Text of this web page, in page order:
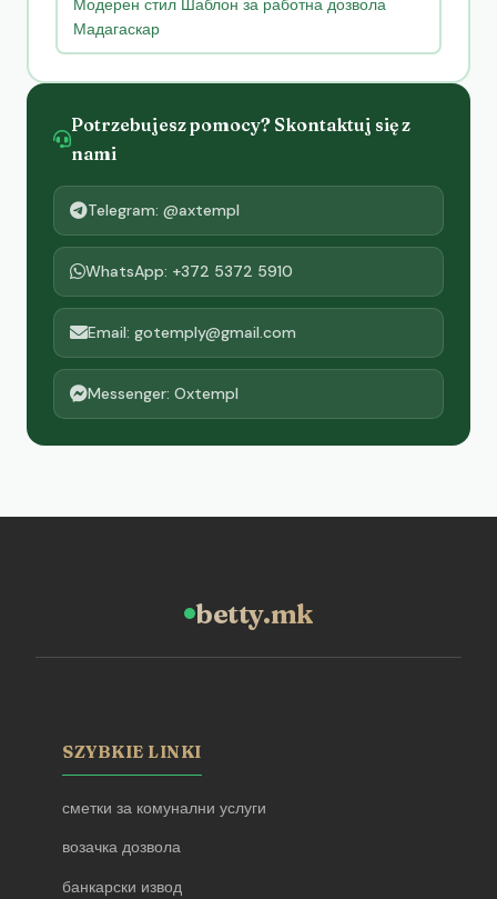
Модерен стил Шаблон за работна дозвола
Мадагаскар
Potrzebujesz pomocy? Skontaktuj się z
nami
Telegram: @axtempl
WhatsApp: +372 5372 5910
Email: gotemply@gmail.com
Messenger: Oxtempl
betty.mk
SZYBKIE LINKI
сметки за комунални услуги
возачка дозвола
банкарски извод